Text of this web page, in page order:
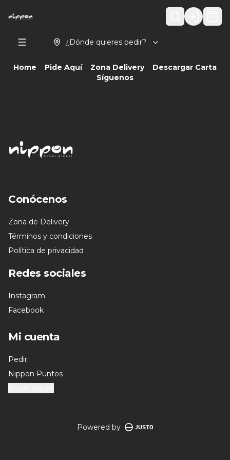
Login
¿Dónde quieres pedir?
Home Pide Aquí Zona Delivery
Descargar Carta
Síguenos
Conócenos
Zona de Delivery
Términos y condiciones
Política de privacidad
Redes sociales
Instagram
Facebook
Mi cuenta
Pedir
Nippon Puntos
Powered by